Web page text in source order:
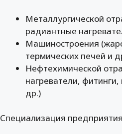
Металлургической
радиантные
Машиностроения
термических печей и
Нефтехимической
нагреватели,
др.)
Специализация